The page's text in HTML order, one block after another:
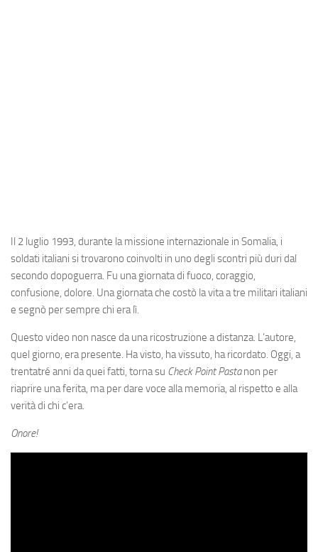
Forze Aeree
Incidenti
Industria
Eventi
Il 2 luglio 1993, durante la missione internazionale in Somalia, i
soldati italiani si trovarono coinvolti in uno degli scontri più duri dal
secondo dopoguerra. Fu una giornata di fuoco, coraggio,
confusione, dolore. Una giornata che costò la vita a tre militari italiani
e segnò per sempre chi era lì.
Questo video non nasce da una ricostruzione a distanza. L’autore,
quel giorno, era presente. Ha visto, ha vissuto, ha ricordato. Oggi, a
trentatré anni da quei fatti, torna su Check Point Pastanon per
riaprire una ferita, ma per dare voce alla memoria, al rispetto e alla
verità di chi c’era.
Onore!